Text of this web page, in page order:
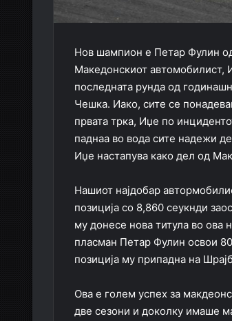
Нов шампион е Петар Фулин
Македонскиот автомобилист,
последната рунда од
Чешка. Иако, сите се
првата трка, Иџе по
паднаа во вода сите надежи
Иџе настапува како дел од
Нашиот најдобар
позиција со 8,860 сеукнди
му донесе нова титула во ова
пласман Петар Фулин освои
позиција му припадна на
Ова е голем успех за
две сезони и доколку имаше